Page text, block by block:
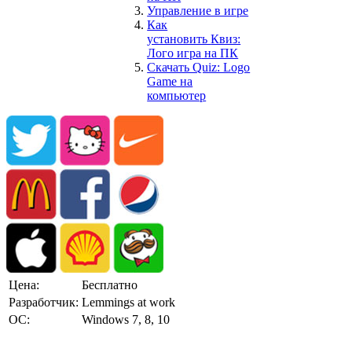
Управление в игре
Как
установитьКвиз:
Лого игра на ПК
Скачать Quiz: Logo
Game на
компьютер
Цена:
Бесплатно
Разработчик: Lemmings at work
ОС:
Windows 7, 8, 10